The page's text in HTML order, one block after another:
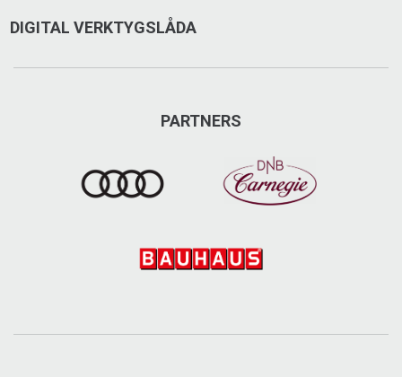
DIGITAL VERKTYGSLÅDA
PARTNERS